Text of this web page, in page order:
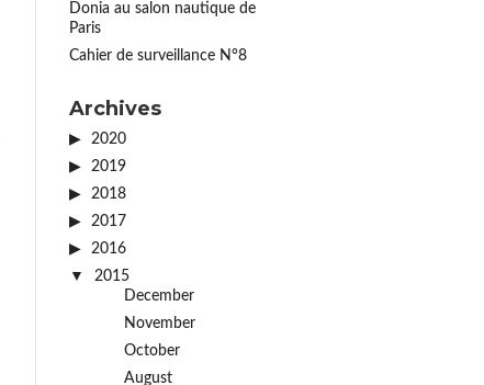
Donia au salon nautique de
Paris
Cahier de surveillance N°8
Archives
2020
2019
2018
2017
2016
2015
December
November
October
August